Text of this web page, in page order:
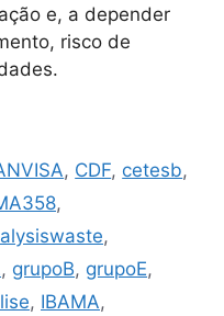
e, a depender
risco de
, CDF, cetesb,
,
,
, grupoB, grupoE,
, IBAMA,